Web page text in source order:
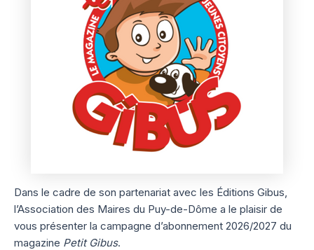
Dans le cadre de son partenariat avec les Éditions Gibus,
l’Association des Maires du Puy-de-Dôme a le plaisir de
vous présenter la campagne d’abonnement 2026/2027 du
magazine Petit Gibus.